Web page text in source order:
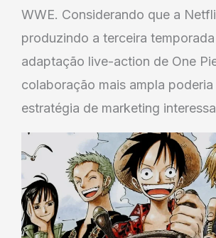
WWE. Considerando que a
produzindo a terceira
adaptação live-action de One
colaboração mais ampla poderia
estratégia de marketing